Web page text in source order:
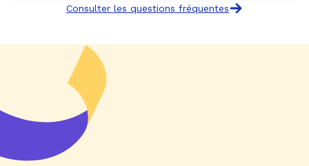
Consulter les questions fréquentes